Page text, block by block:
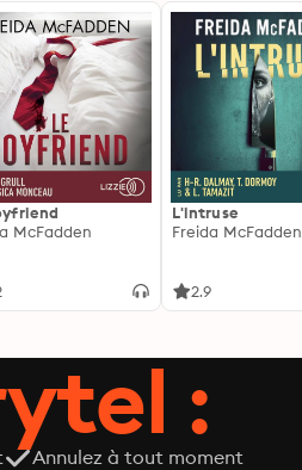
McFadden
L'intruse
Freida McFadden
2.9
:
Annulez à tout moment